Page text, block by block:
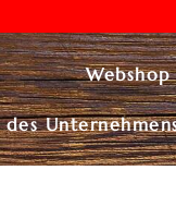
Webshop